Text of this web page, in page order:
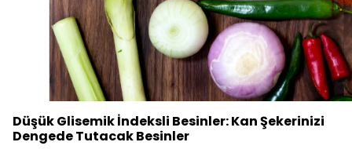
Düşük Glisemik İndeksli Besinler: Kan Şekerinizi
Dengede Tutacak Besinler